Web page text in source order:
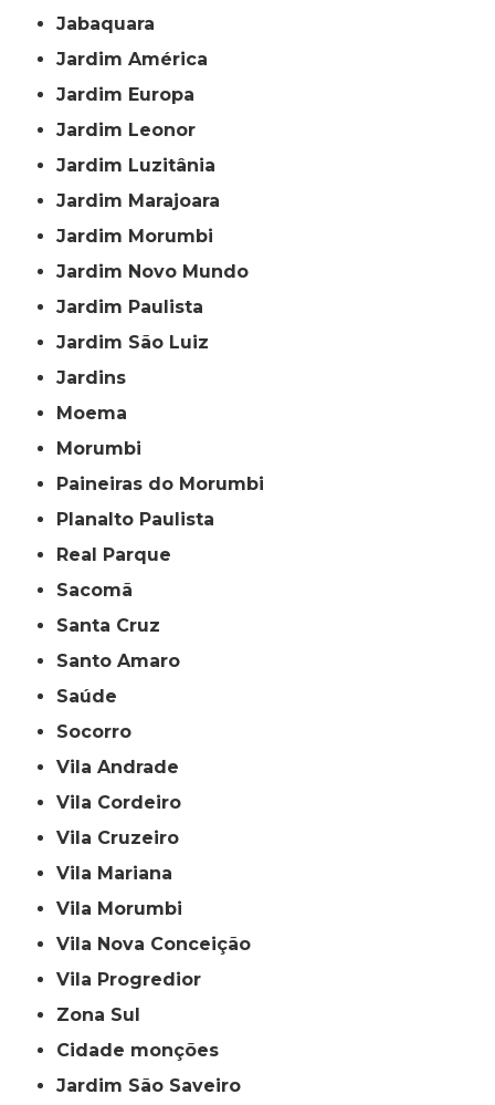
Jabaquara
Jardim América
Jardim Europa
Jardim Leonor
Jardim Luzitânia
Jardim Marajoara
Jardim Morumbi
Jardim Novo Mundo
Jardim Paulista
Jardim São Luiz
Jardins
Moema
Morumbi
Paineiras do Morumbi
Planalto Paulista
Real Parque
Sacomã
Santa Cruz
Santo Amaro
Saúde
Socorro
Vila Andrade
Vila Cordeiro
Vila Cruzeiro
Vila Mariana
Vila Morumbi
Vila Nova Conceição
Vila Progredior
Zona Sul
cidade monções
jardim São Saveiro